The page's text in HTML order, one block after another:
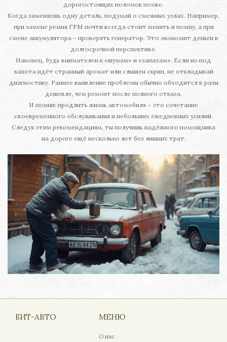
дорогостоящих поломок позже.
Когда заменяешь одну деталь, подумай о смежных узлах. Например,
при замене ремня ГРМ почти всегда стоит менять и помпу, а при
смене аккумулятора – проверять генератор. Это экономит деньги в
долгосрочной перспективе.
Наконец, будь внимателен к «шумам» и «запахам». Если из‑под
капота идёт странный аромат или слышен скрип, не откладывай
диагностику. Раннее выявление проблемы обычно обходится в разы
дешевле, чем ремонт после полного отказа.
И помни: продлить жизнь автомобиля – это сочетание
своевременного обслуживания и небольших ежедневных усилий.
Следуя этим рекомендациям, ты получишь надёжного помощника
на дороге ещё несколько лет без лишних трат.
БИТ-АВТО МЕНЮ
О нас